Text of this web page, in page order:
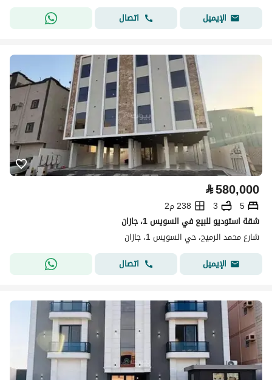
الإيميل
اتصال
⃁580,000
5
3
238 م2
شقة استوديو للبيع في السويس 1، جازان
شارع محمد الرميح، حي السويس 1، جازان
الإيميل
اتصال